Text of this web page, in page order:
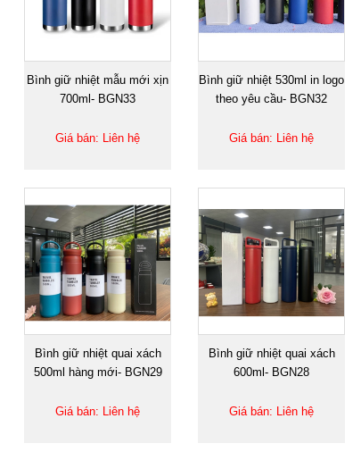
Bình giữ nhiệt mẫu mới xịn
700ml- BGN33
Giá bán: Liên hệ
Bình giữ nhiệt 530ml in logo
theo yêu cầu- BGN32
Giá bán: Liên hệ
Bình giữ nhiệt quai xách
500ml hàng mới- BGN29
Giá bán: Liên hệ
Bình giữ nhiệt quai xách
600ml- BGN28
Giá bán: Liên hệ